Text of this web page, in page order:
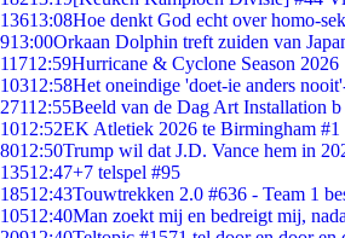
13613:08Hoe denkt God echt over homo-
913:00Orkaan Dolphin treft zuiden van
11712:59Hurricane & Cyclone Season 2026
10312:58Het oneindige 'doet-ie anders
27112:55Beeld van de Dag Art Installation b
1012:52EK Atletiek 2026 te Birmingham #1
8012:50Trump wil dat J.D. Vance hem in
13512:47+7 telspel #95
18512:43Touwtrekken 2.0 #636 - Team 1
10512:40Man zoekt mij en bedreigt mij,